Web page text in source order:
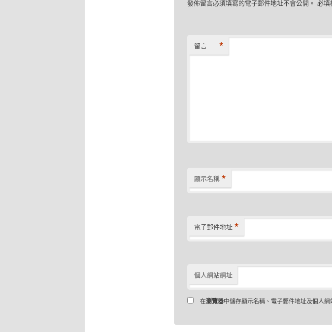
發佈留言必須填寫的電子郵件地址不會公開。 必填
留言 *
顯示名稱 *
電子郵件地址 *
個人網站網址
在瀏覽器中儲存顯示名稱、電子郵件地址及個人